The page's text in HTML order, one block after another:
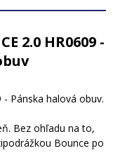
2.0 HR0609 -
- Pánska halová obuv.
Bez ohľadu na to,
Bounce po